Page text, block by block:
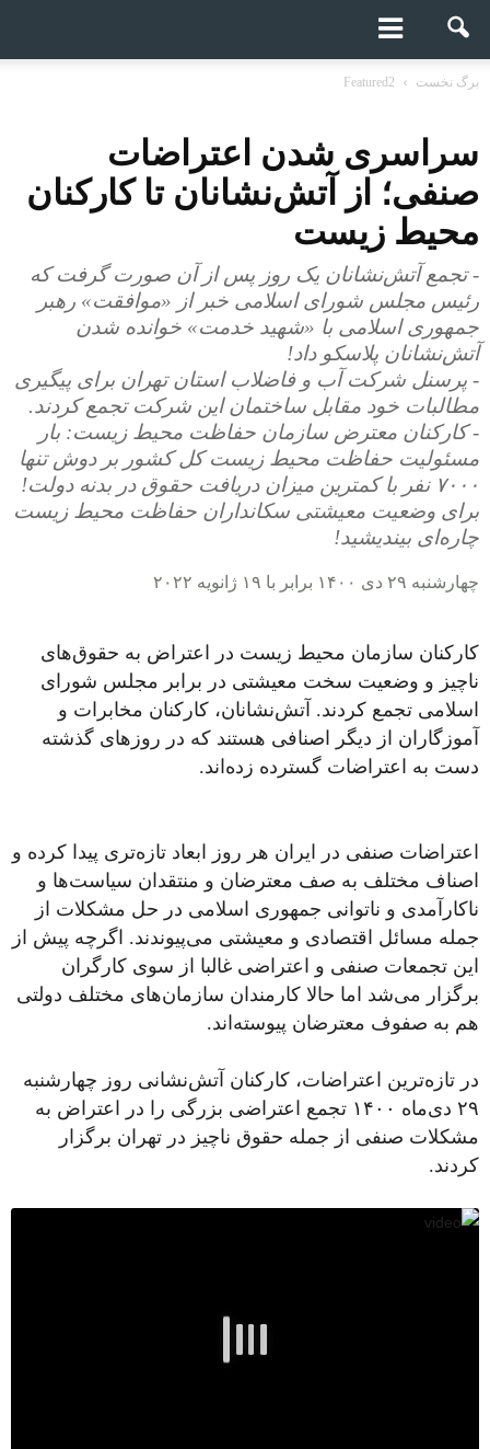
برگ نخست Featured2
سراسری شدن اعتراضات
صنفی؛ از آتش‌نشانان تا کارکنان
محیط زیست
- تجمع آتش‌نشانان یک روز پس از آن صورت گرفت که
رئیس مجلس شورای اسلامی خبر از «موافقت» رهبر
جمهوری اسلامی با «شهید خدمت» خوانده شدن
آتش‌نشانان پلاسکو داد!
- پرسنل شرکت آب و فاضلاب استان تهران برای پیگیری
مطالبات خود مقابل ساختمان این شرکت تجمع کردند.
- کارکنان معترض سازمان حفاظت محیط زیست: بار
مسئولیت حفاظت محیط زیست کل کشور بر دوش تنها
۷۰۰۰ نفر با کمترین میزان دریافت حقوق در بدنه دولت!
برای وضعیت معیشتی سکانداران حفاظت محیط زیست
چاره‌ای بیندیشید!
چهارشنبه ۲۹ دی ۱۴۰۰ برابر با ۱۹ ژانویه ۲۰۲۲
کارکنان سازمان محیط زیست در اعتراض به حقوق‌های
ناچیز و وضعیت سخت معیشتی در برابر مجلس شورای
اسلامی تجمع کردند. آتش‌نشانان، کارکنان مخابرات و
آموزگاران از دیگر اصنافی هستند که در روزهای گذشته
دست به اعتراضات گسترده زده‌اند.
اعتراضات صنفی در ایران هر روز ابعاد تازه‌تری پیدا کرده و
اصناف مختلف به صف معترضان و منتقدان سیاست‌ها و
ناکارآمدی و ناتوانی جمهوری اسلامی در حل مشکلات از
جمله مسائل اقتصادی و معیشتی می‌پیوندند. اگرچه پیش از
این تجمعات صنفی و اعتراضی غالبا از سوی کارگران
برگزار می‌شد اما حالا کارمندان سازمان‌های مختلف دولتی
هم به صفوف معترضان پیوسته‌اند.
در تازه‌ترین اعتراضات، کارکنان آتش‌نشانی روز چهارشنبه
۲۹ دی‌ماه ۱۴۰۰ تجمع اعتراضی بزرگی را در اعتراض به
مشکلات صنفی از جمله حقوق ناچیز در تهران برگزار
کردند.